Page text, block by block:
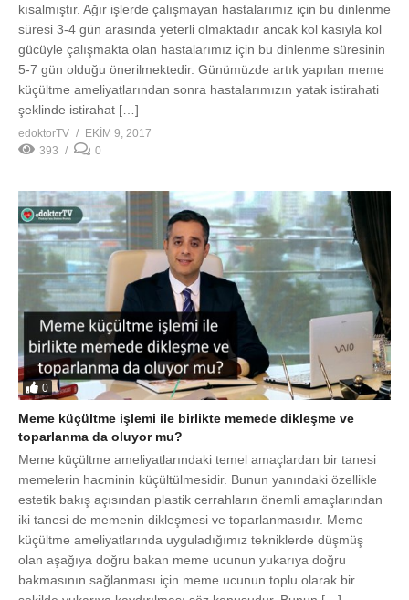
kısalmıştır. Ağır işlerde çalışmayan hastalarımız için bu dinlenme
süresi 3-4 gün arasında yeterli olmaktadır ancak kol kasıyla kol
gücüyle çalışmakta olan hastalarımız için bu dinlenme süresinin
5-7 gün olduğu önerilmektedir. Günümüzde artık yapılan meme
küçültme ameliyatlarından sonra hastalarımızın yatak istirahati
şeklinde istirahat […]
edoktorTV
EKIM 9, 2017
393
0
0
Meme küçültme işlemi ile birlikte memede dikleşme ve
toparlanma da oluyor mu?
Meme küçültme ameliyatlarındaki temel amaçlardan bir tanesi
memelerin hacminin küçültülmesidir. Bunun yanındaki özellikle
estetik bakış açısından plastik cerrahların önemli amaçlarından
iki tanesi de memenin dikleşmesi ve toparlanmasıdır. Meme
küçültme ameliyatlarında uyguladığımız tekniklerde düşmüş
olan aşağıya doğru bakan meme ucunun yukarıya doğru
bakmasının sağlanması için meme ucunun toplu olarak bir